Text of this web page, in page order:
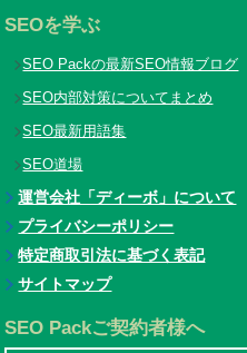
SEOを学ぶ
SEO Packの最新SEO情報ブログ
SEO内部対策についてまとめ
SEO最新用語集
SEO道場
運営会社「ディーボ」について
プライバシーポリシー
特定商取引法に基づく表記
サイトマップ
SEO Packご契約者様へ